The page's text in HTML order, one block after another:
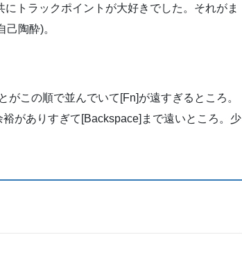
トラックポイントが大好きでした。それがま
陶酔)。
この順で並んでいて[Fn]が遠すぎるところ。
がありすぎて[Backspace]まで遠いところ。少